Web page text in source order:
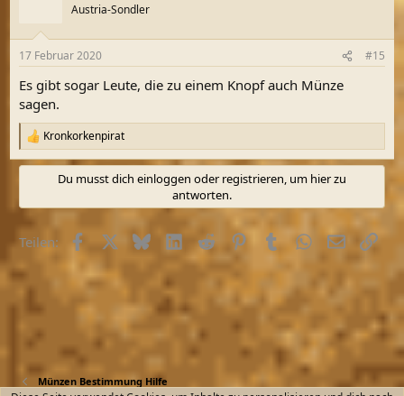
e
:
Austria-Sondler
17 Februar 2020 #15
Es gibt sogar Leute, die zu einem Knopf auch Münze
sagen.
R
e
a
o
n
n
Kronkorkenpirat
Du musst dich einloggen oder registrieren, um hier zu
antworten.
Teilen: FacebookX (Twitter)
BlueskyLinkedInReddit PinterestTumblrWhatsApp
E-MailLink
Münzen Bestimmung Hilfe